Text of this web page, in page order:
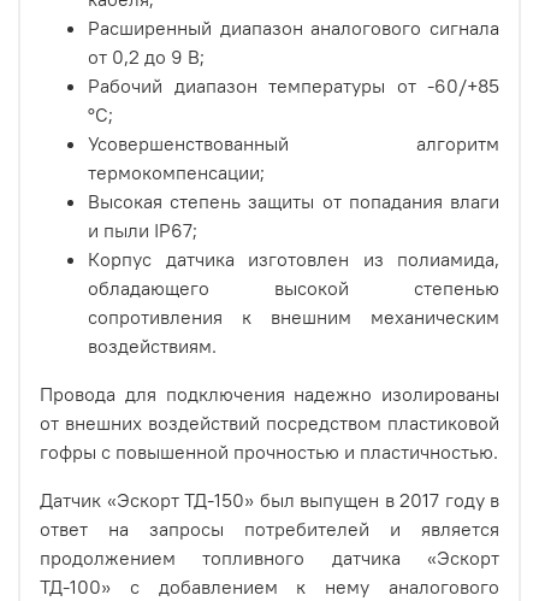
Расширенный диапазон аналогового сигнала
от 0,2 до 9 В;
Рабочий диапазон температуры от -60/+85
°С;
Усовершенствованный алгоритм
термокомпенсации;
Высокая степень защиты от попадания влаги
и пыли IP67;
Корпус датчика изготовлен из полиамида,
обладающего высокой степенью
сопротивления к внешним механическим
воздействиям.
Провода для подключения надежно изолированы
от внешних воздействий посредством пластиковой
гофры с повышенной прочностью и пластичностью.
Датчик «Эскорт ТД-150» был выпущен в 2017 году в
ответ на запросы потребителей и является
продолжением топливного датчика «Эскорт
ТД-100» с добавлением к нему аналогового